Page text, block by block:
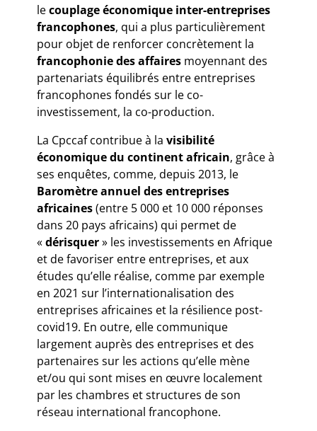
lecouplage économique inter-entreprises
francophones, qui a plus particulièrement
pour objet de renforcer concrètement la
francophonie des affaires moyennant des
partenariats équilibrés entre entreprises
francophones fondés sur le co-
investissement, la co-production.
La Cpccaf contribue à lavisibilité
économique du continent africain, grâce à
ses enquêtes, comme, depuis 2013, le
Baromètre annuel des entreprises
africaines(entre 5 000 et 10 000 réponses
dans 20 pays africains) qui permet de
«dérisquer» les investissements en Afrique
et de favoriser entre entreprises, et aux
études qu’elle réalise, comme par exemple
en 2021 sur l’internationalisation des
entreprises africaines et la résilience post-
covid19. En outre, elle communique
largement auprès des entreprises et des
partenaires sur les actions qu’elle mène
et/ou qui sont mises en œuvre localement
par les chambres et structures de son
réseau international francophone.